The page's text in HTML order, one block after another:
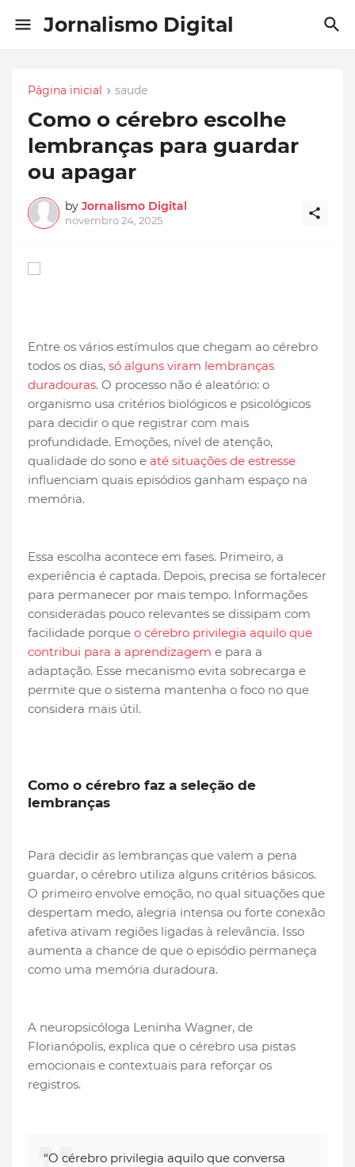
Jornalismo Digital
Página inicial saude
Como o cérebro escolhe
lembranças para guardar
ou apagar
by Jornalismo Digital
novembro 24, 2025
Entre os vários estímulos que chegam ao cérebro
todos os dias, só alguns viram lembranças
duradouras. O processo não é aleatório: o
organismo usa critérios biológicos e psicológicos
para decidir o que registrar com mais
profundidade. Emoções, nível de atenção,
qualidade do sono e até situações de estresse
influenciam quais episódios ganham espaço na
memória.
Essa escolha acontece em fases. Primeiro, a
experiência é captada. Depois, precisa se fortalecer
para permanecer por mais tempo. Informações
consideradas pouco relevantes se dissipam com
facilidade porque o cérebro privilegia aquilo que
contribui para a aprendizagem e para a
adaptação. Esse mecanismo evita sobrecarga e
permite que o sistema mantenha o foco no que
considera mais útil.
Como o cérebro faz a seleção de
lembranças
Para decidir as lembranças que valem a pena
guardar, o cérebro utiliza alguns critérios básicos.
O primeiro envolve emoção, no qual situações que
despertam medo, alegria intensa ou forte conexão
afetiva ativam regiões ligadas à relevância. Isso
aumenta a chance de que o episódio permaneça
como uma memória duradoura.
A neuropsicóloga Leninha Wagner, de
Florianópolis, explica que o cérebro usa pistas
emocionais e contextuais para reforçar os
registros.
“O cérebro privilegia aquilo que conversa